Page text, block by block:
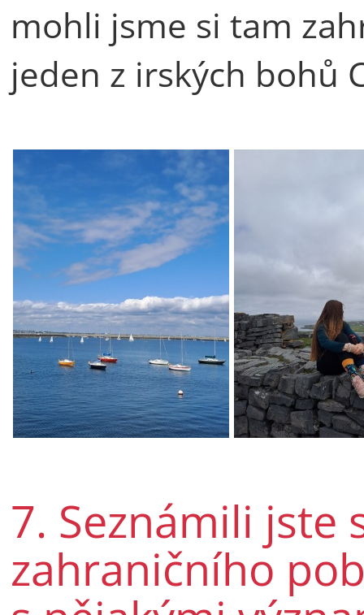
mohli jsme si tam
jeden z irských bohů
7. Seznámili jste
zahraničního